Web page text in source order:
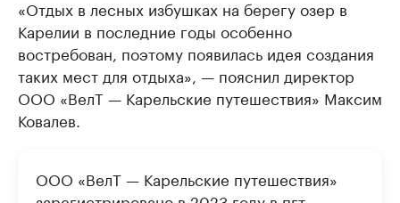
«Отдых в лесных избушках на берегу озер в
Карелии в последние годы особенно
востребован, поэтому появилась идея создания
таких мест для отдыха», — пояснил директор
ООО «ВелТ — Карельские путешествия» Максим
Ковалев.
ООО «ВелТ — Карельские путешествия»